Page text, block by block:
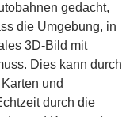
gedacht,
die Umgebung, in
3D-Bild mit
Dies kann durch
und
durch die